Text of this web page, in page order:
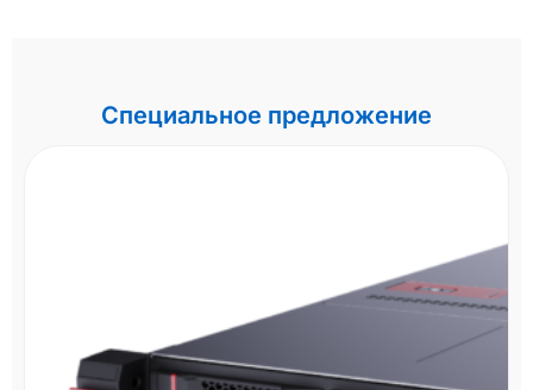
Специальное предложение